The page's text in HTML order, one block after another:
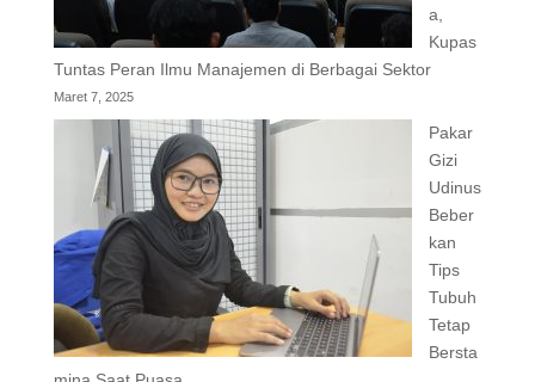
a,
Kupas
Tuntas Peran Ilmu Manajemen di Berbagai Sektor
Maret 7, 2025
Pakar
Gizi
Udinus
Beber
kan
Tips
Tubuh
Tetap
Bersta